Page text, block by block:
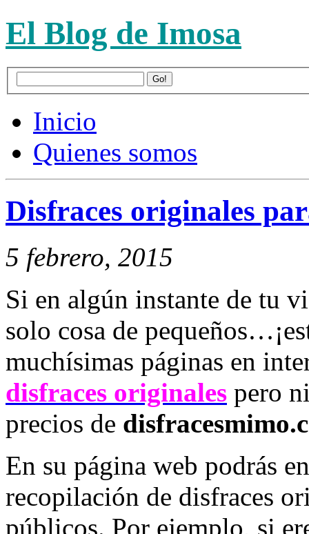
El Blog de Imosa
Inicio
Quienes somos
Disfraces originales
5 febrero, 2015
Si en algún instante de tu
solo cosa de
muchísimas páginas en
disfraces originales pero
precios de
En su página web podrás
recopilación de disfraces
públicos. Por ejemplo, si